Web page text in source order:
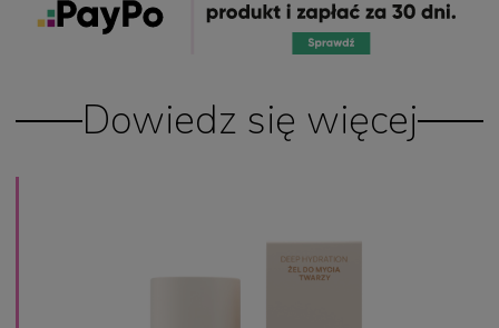
Dowiedz się więcej